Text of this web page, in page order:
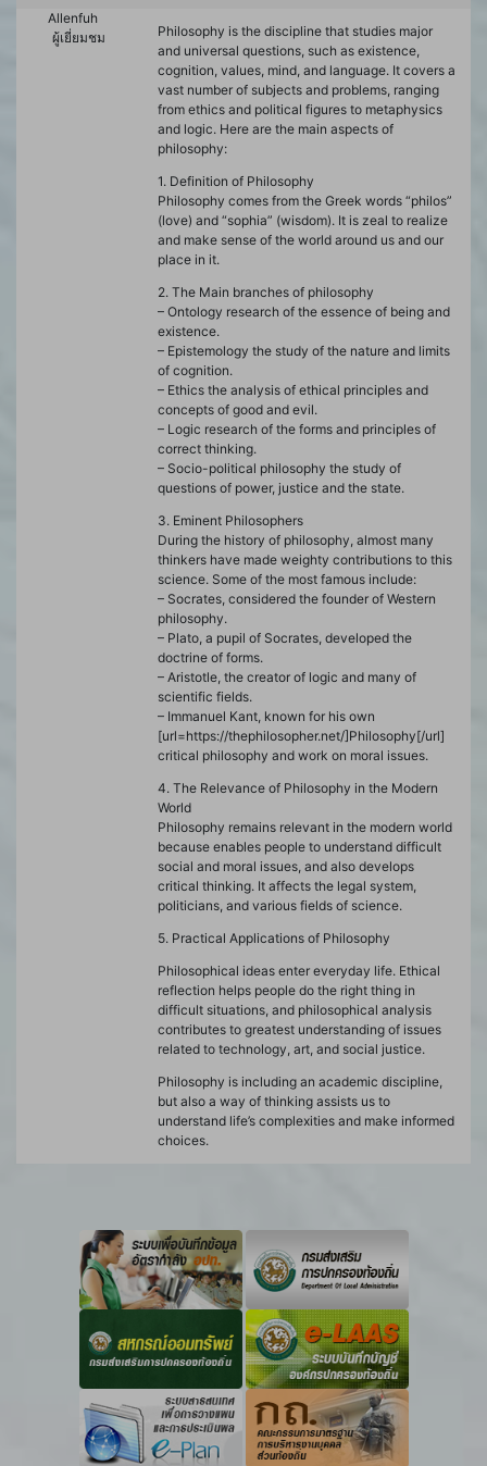
Allenfuh
ผู้เยี่ยมชม
Philosophy is the discipline that studies major
and universal questions, such as existence,
cognition, values, mind, and language. It covers a
vast number of subjects and problems, ranging
from ethics and political figures to metaphysics
and logic. Here are the main aspects of
philosophy:
1. Definition of Philosophy
Philosophy comes from the Greek words “philos”
(love) and “sophia” (wisdom). It is zeal to realize
and make sense of the world around us and our
place in it.
2. The Main branches of philosophy
– Ontology research of the essence of being and
existence.
– Epistemology the study of the nature and limits
of cognition.
– Ethics the analysis of ethical principles and
concepts of good and evil.
– Logic research of the forms and principles of
correct thinking.
– Socio-political philosophy the study of
questions of power, justice and the state.
3. Eminent Philosophers
During the history of philosophy, almost many
thinkers have made weighty contributions to this
science. Some of the most famous include:
– Socrates, considered the founder of Western
philosophy.
– Plato, a pupil of Socrates, developed the
doctrine of forms.
– Aristotle, the creator of logic and many of
scientific fields.
– Immanuel Kant, known for his own
[url=https://thephilosopher.net/]Philosophy[/url]
critical philosophy and work on moral issues.
4. The Relevance of Philosophy in the Modern
World
Philosophy remains relevant in the modern world
because enables people to understand difficult
social and moral issues, and also develops
critical thinking. It affects the legal system,
politicians, and various fields of science.
5. Practical Applications of Philosophy
Philosophical ideas enter everyday life. Ethical
reflection helps people do the right thing in
difficult situations, and philosophical analysis
contributes to greatest understanding of issues
related to technology, art, and social justice.
Philosophy is including an academic discipline,
but also a way of thinking assists us to
understand life’s complexities and make informed
choices.